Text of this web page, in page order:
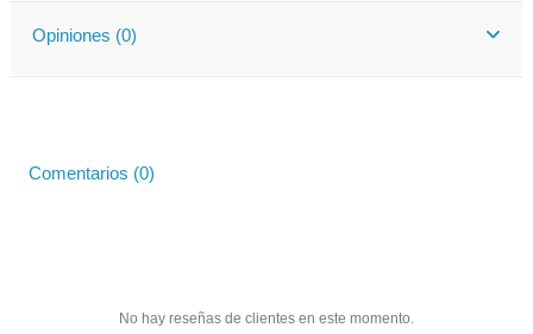
Opiniones (0)
Comentarios (0)
No hay reseñas de clientes en este momento.